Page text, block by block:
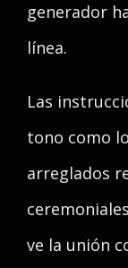
generador
línea.
Las
tono como
arreglados
ve la unión